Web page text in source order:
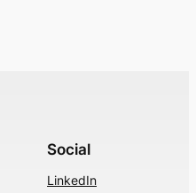
Social
LinkedIn